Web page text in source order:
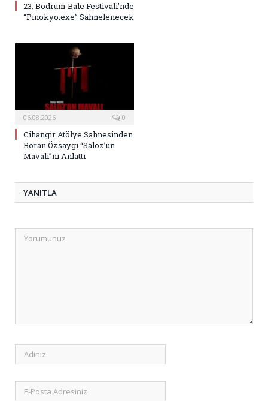
23. Bodrum Bale Festivali’nde
“Pinokyo.exe” Sahnelenecek
06.08.2026 0
Cihangir Atölye Sahnesinden
Boran Özsaygı “Saloz’un
Mavalı”nı Anlattı
YANITLA